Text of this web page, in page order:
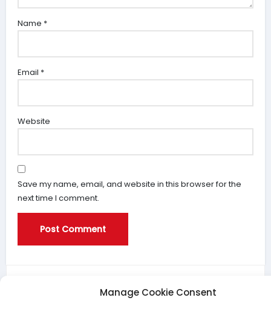
Manage Cookie Consent
Name *
Email *
Website
Save my name, email, and website in this browser for the
next time I comment.